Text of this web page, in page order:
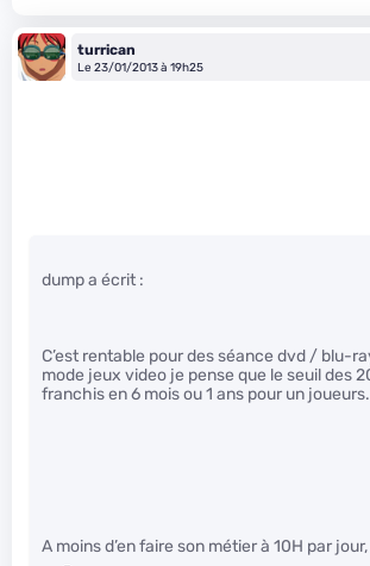
turrican
Le 23/01/2013 à 19h25
dump a écrit :
C’est rentable pour des séance dvd / blu-
mode jeux video je pense que le seuil des
franchis en 6 mois ou 1 ans pour un joueurs.
A moins d’en faire son métier à 10H par